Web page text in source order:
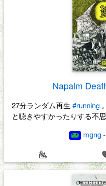
Napalm
27分ランダム再生 #running
と聴きやすかったりする不思
mgng-